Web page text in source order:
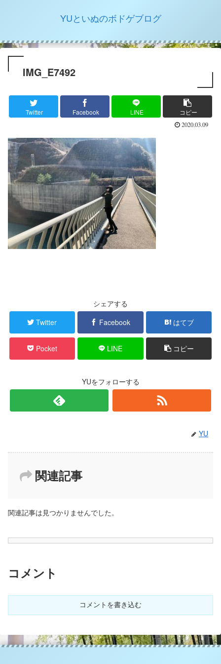
YUといぬのボドゲブログ
IMG_E7492
Twitter Facebook LINE
コピー
2020.03.09
シェアする
Twitter
Facebook はてブ
Pocket LINE コピー
YUをフォローする
YU
関連記事
関連記事は見つかりませんでした。
コメント
コメントを書き込む